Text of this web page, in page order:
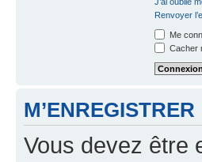
Renvoyer
Me
Cacher
M’ENREGISTRER
Vous devez être